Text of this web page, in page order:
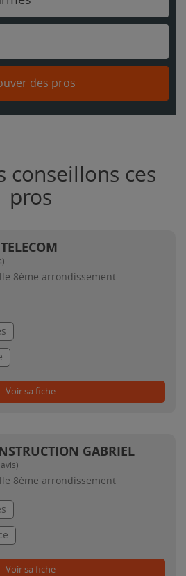
des pros
conseillons ces
pros
8ème arrondissement
Voir sa fiche
GABRIEL
avis)
8ème arrondissement
Voir sa fiche